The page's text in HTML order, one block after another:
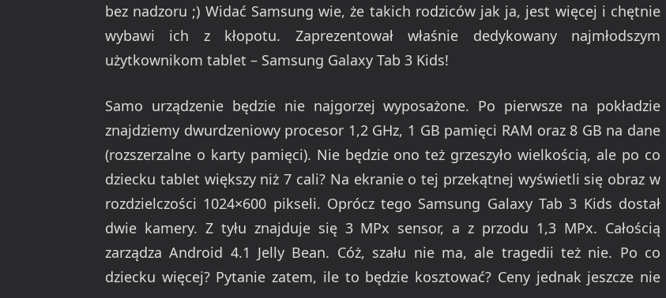
bez nadzoru ;) Widać Samsung wie, że takich rodziców jak ja, jest więcej i chętnie
wybawi ich z kłopotu. Zaprezentował właśnie dedykowany najmłodszym
użytkownikom tablet – Samsung Galaxy Tab 3 Kids!
Samo urządzenie będzie nie najgorzej wyposażone. Po pierwsze na pokładzie
znajdziemy dwurdzeniowy procesor 1,2 GHz, 1 GB pamięci RAM oraz 8 GB na dane
(rozszerzalne o karty pamięci). Nie będzie ono też grzeszyło wielkością, ale po co
dziecku tablet większy niż 7 cali? Na ekranie o tej przekątnej wyświetli się obraz w
rozdzielczości 1024×600 pikseli. Oprócz tego Samsung Galaxy Tab 3 Kids dostał
dwie kamery. Z tyłu znajduje się 3 MPx sensor, a z przodu 1,3 MPx. Całością
zarządza Android 4.1 Jelly Bean. Cóż, szału nie ma, ale tragedii też nie. Po co
dziecku więcej? Pytanie zatem, ile to będzie kosztować? Ceny jednak jeszcze nie